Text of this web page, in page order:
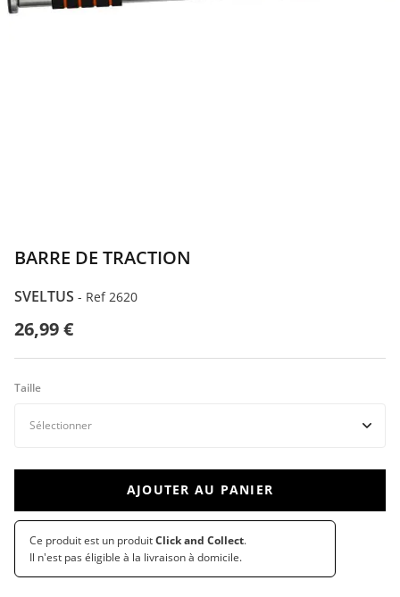
BARRE DE TRACTION
SVELTUS - Ref 2620
26,99 €
Taille
AJOUTER AU PANIER
Ce produit est un produitClick and Collect.
Il n'est pas éligible à la livraison à domicile.